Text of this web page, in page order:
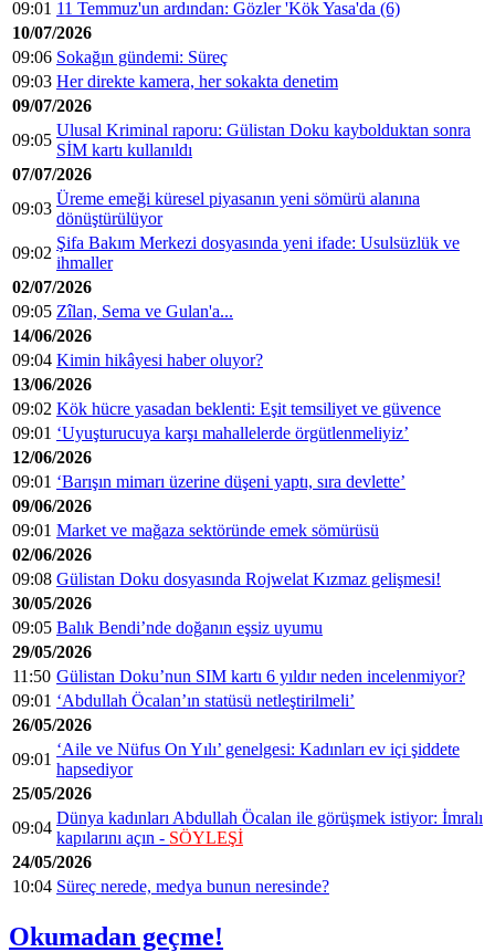
09:01 11 Temmuz'un ardından: Gözler 'Kök Yasa'da (6)
10/07/2026
09:06 Sokağın gündemi: Süreç
09:03 Her direkte kamera, her sokakta denetim
09/07/2026
09:05
Ulusal Kriminal raporu: Gülistan Doku kaybolduktan sonra
SİM kartı kullanıldı
07/07/2026
09:03
Üreme emeği küresel piyasanın yeni sömürü alanına
dönüştürülüyor
09:02
Şifa Bakım Merkezi dosyasında yeni ifade: Usulsüzlük ve
ihmaller
02/07/2026
09:05 Zîlan, Sema ve Gulan'a...
14/06/2026
09:04 Kimin hikâyesi haber oluyor?
13/06/2026
09:02 Kök hücre yasadan beklenti: Eşit temsiliyet ve güvence
09:01 ‘Uyuşturucuya karşı mahallelerde örgütlenmeliyiz’
12/06/2026
09:01 ‘Barışın mimarı üzerine düşeni yaptı, sıra devlette’
09/06/2026
09:01 Market ve mağaza sektöründe emek sömürüsü
02/06/2026
09:08 Gülistan Doku dosyasında Rojwelat Kızmaz gelişmesi!
30/05/2026
09:05 Balık Bendi’nde doğanın eşsiz uyumu
29/05/2026
11:50 Gülistan Doku’nun SIM kartı 6 yıldır neden incelenmiyor?
09:01 ‘Abdullah Öcalan’ın statüsü netleştirilmeli’
26/05/2026
09:01
‘Aile ve Nüfus On Yılı’ genelgesi: Kadınları ev içi şiddete
hapsediyor
25/05/2026
09:04
Dünya kadınları Abdullah Öcalan ile görüşmek istiyor: İmralı
kapılarını açın - SÖYLEŞİ
24/05/2026
10:04 Süreç nerede, medya bunun neresinde?
Okumadan geçme!